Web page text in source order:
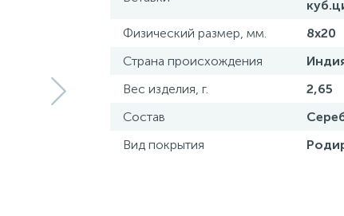
Физический размер, мм.
8х20
Страна происхождения
Вес изделия, г.
2,65
Состав
Вид покрытия